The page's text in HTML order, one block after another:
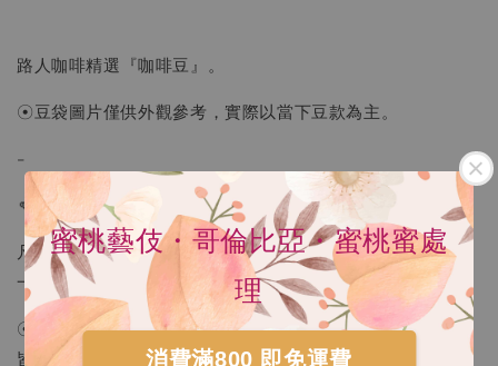
蜜桃藝伎・哥倫比亞・蜜桃蜜處
理
消費滿800 即免運費
HARIO V60 02樹脂 灰白手沖咖啡壺組 VCSD-
02-PGR
NT$ 300
NT$ 550
+
路人咖啡精選『咖啡豆』。
☉豆袋圖片僅供外觀參考，實際以當下豆款為主。
-
👊 您「在家」／我「再加」碼耳掛滿額贈 👊
凡消費咖啡豆、濾掛咖啡滿1000元，即贈「莊園單品」掛耳
一包(價值45元)。
☉耳掛贈品隨機出貨，以當季豆單之六款莊園單品豆為主，
皆為新鮮烘焙、包裝。